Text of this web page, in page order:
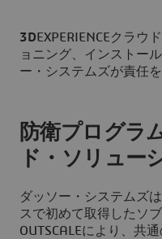
3DEXPERIENCEクラウ
ョニング、インストー
ー・システムズが責任を
防衛プログラ
ド・ソリュー
ダッソー・システムズ
スで初めて取得したソ
OUTSCALEにより、共